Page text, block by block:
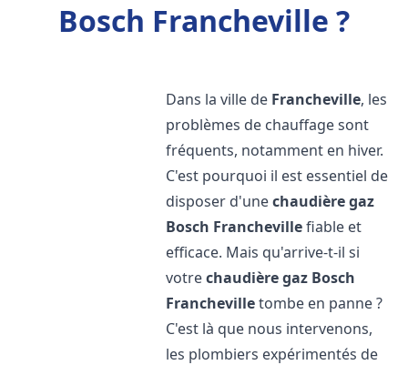
Bosch Francheville ?
Dans la ville de Francheville, les
problèmes de chauffage sont
fréquents, notamment en hiver.
C'est pourquoi il est essentiel de
disposer d'unechaudière gaz
Bosch Franchevillefiable et
efficace. Mais qu'arrive-t-il si
votrechaudière gaz Bosch
Franchevilletombe en panne ?
C'est là que nous intervenons,
les plombiers expérimentés de